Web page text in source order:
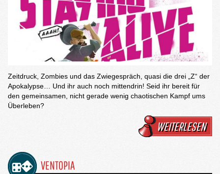
Zeitdruck, Zombies und das Zwiegespräch, quasi die drei „Z“ der
Apokalypse… Und ihr auch noch mittendrin! Seid ihr bereit für
den gemeinsamen, nicht gerade wenig chaotischen Kampf ums
Überleben?
WEITERLESEN
VENTOPIA